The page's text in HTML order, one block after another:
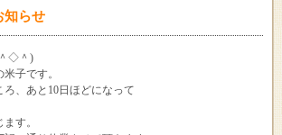
知らせ
◇＾)
子です。
、あと10日ほどになって
す。